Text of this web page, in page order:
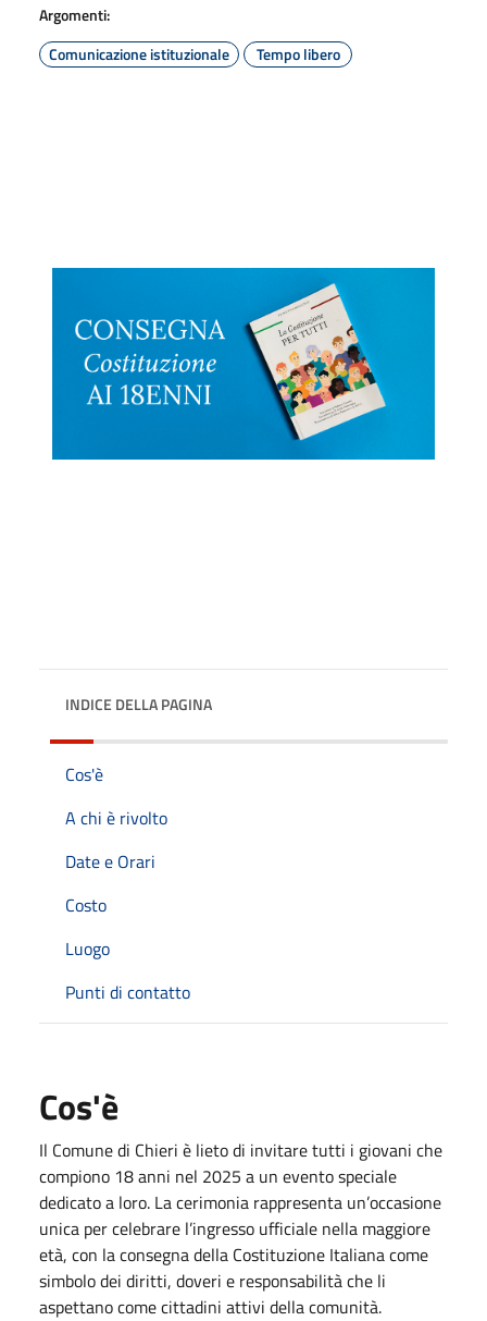
Argomenti:
Comunicazione istituzionale
Tempo libero
INDICE DELLA PAGINA
Cos'è
A chi è rivolto
Date e Orari
Costo
Luogo
Punti di contatto
Cos'è
Il Comune di Chieri è lieto di invitare tutti i giovani che
compiono 18 anni nel 2025 a un evento speciale
dedicato a loro. La cerimonia rappresenta un’occasione
unica per celebrare l’ingresso ufficiale nella maggiore
età, con la consegna della Costituzione Italiana come
simbolo dei diritti, doveri e responsabilità che li
aspettano come cittadini attivi della comunità.